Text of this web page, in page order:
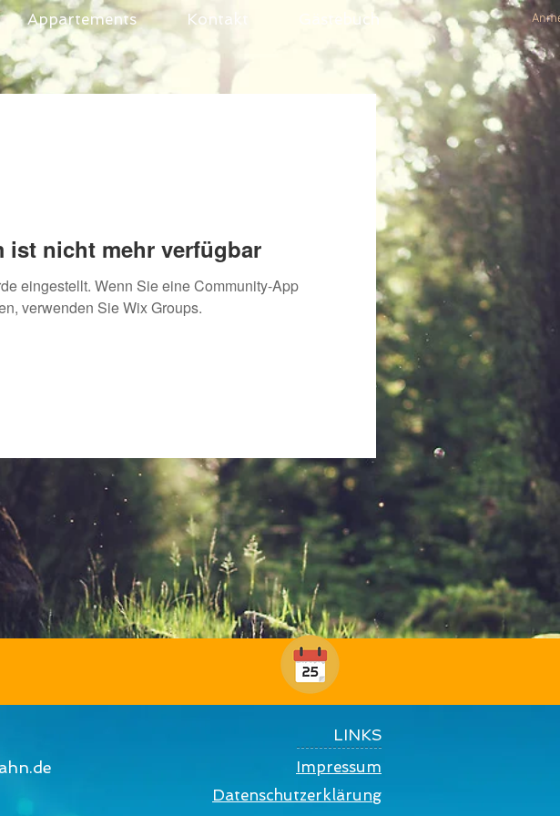
Appartements Kontakt Gästebuch
ist nicht mehr verfügbar
eingestellt. Wenn Sie eine Community-App
verwenden Sie Wix Groups.
LINKS
Impressum
Datenschutzerklärung